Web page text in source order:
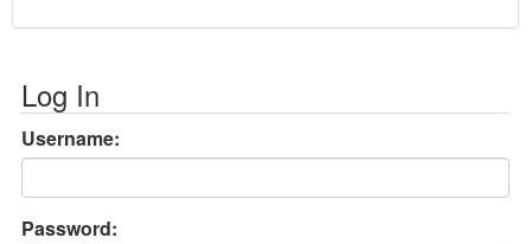
Log In
Username:
Password: